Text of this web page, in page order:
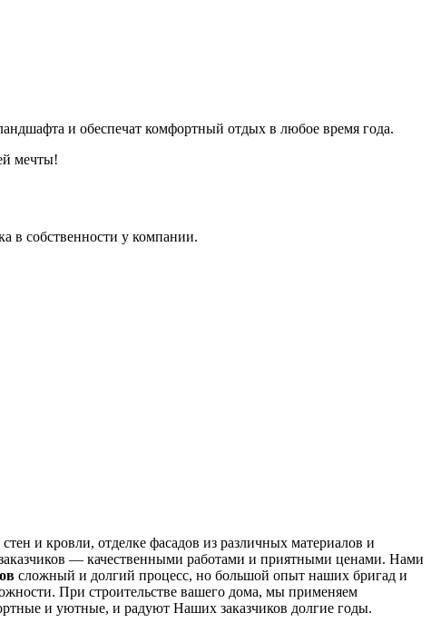
и обеспечат комфортный отдых в любое время года.
мечты!
в собственности у компании.
и кровли, отделке фасадов из различных материалов и
— качественными работами и приятными ценами. Нами
сложный и долгий процесс, но большой опыт наших бригад и
При строительстве вашего дома, мы применяем
и уютные, и радуют Наших заказчиков долгие годы.